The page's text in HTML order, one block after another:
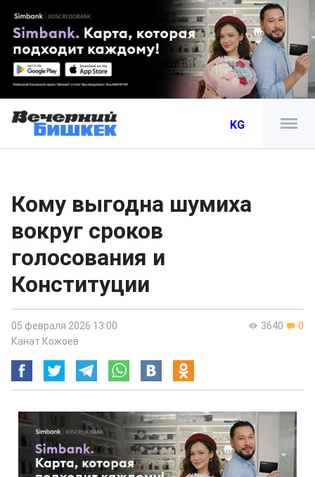
KG
Кому выгодна шумиха
вокруг сроков
голосования и
Конституции
3640 0
05 февраля 2026 13:00
Канат Кожоев